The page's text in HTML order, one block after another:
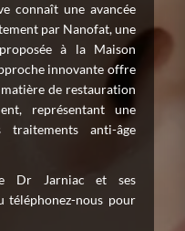
par Nanofat, une
à la Maison
innovante offre
de restauration
représentant une
anti-âge
Dr Jarniac et ses
téléphonez-nous pour